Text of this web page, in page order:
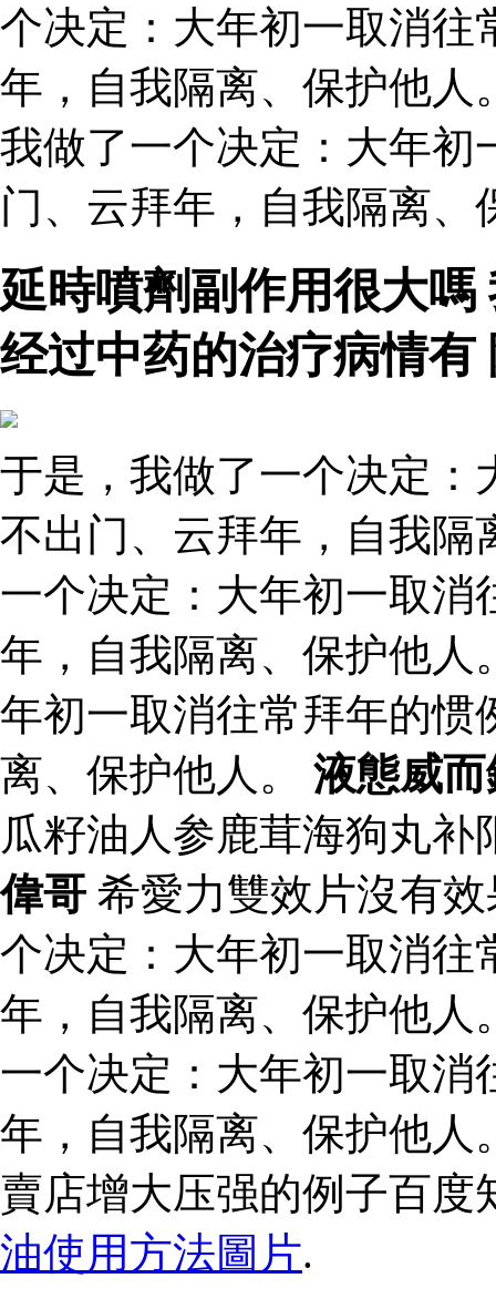
个决定：大年初一取消往
年，自我隔离、保护他人
我做了一个决定：大年初
门、云拜年，自我隔离、
延時噴劑副作用很大
经过中药的治疗病情有
于是，我做了一个决定：
不出门、云拜年，自我隔
一个决定：大年初一取消
年，自我隔离、保护他人
年初一取消往常拜年的惯
离、保护他人。 液態威而
瓜籽油人参鹿茸海狗丸
偉哥 希愛力雙效片沒有
个决定：大年初一取消往
年，自我隔离、保护他人
一个决定：大年初一取消
年，自我隔离、保护他人
賣店增大压强的例子百
油使用方法圖片.